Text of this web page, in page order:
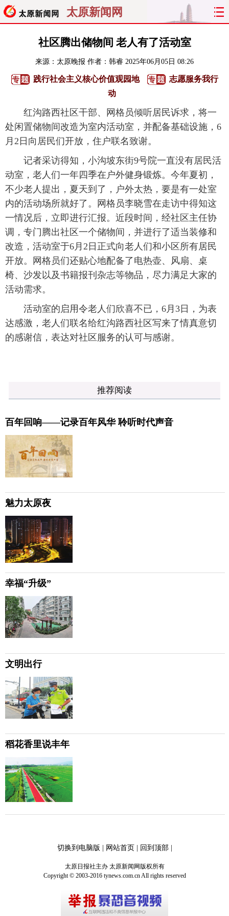
太原新闻网
聚焦 太原
经济 关注 文明 出行
旅游 理财 政务 教育
看天下 晋月读 最太原
太原日报 太原晚报 热评 社区
社区腾出储物间 老人有了活动室
来源： 太原晚报 作者：韩睿 2025年06月05日 08:26
践行社会主义核心价值观园地
志愿服务我行
动
红沟路西社区干部、网格员倾听居民诉求，将一
处闲置储物间改造为室内活动室，并配备基础设施，6
月2日向居民们开放，住户联名致谢。
记者采访得知，小沟坡东街9号院一直没有居民活
动室，老人们一年四季在户外健身锻炼。今年夏初，
不少老人提出，夏天到了，户外太热，要是有一处室
内的活动场所就好了。网格员李晓雪在走访中得知这
一情况后，立即进行汇报。近段时间，经社区主任协
调，专门腾出社区一个储物间，并进行了适当装修和
改造，活动室于6月2日正式向老人们和小区所有居民
开放。网格员们还贴心地配备了电热壶、风扇、桌
椅、沙发以及书籍报刊杂志等物品，尽力满足大家的
活动需求。
活动室的启用令老人们欣喜不已，6月3日，为表
达感激，老人们联名给红沟路西社区写来了情真意切
的感谢信，表达对社区服务的认可与感谢。
推荐阅读
百年回响——记录百年风华 聆听时代声音
魅力太原夜
幸福“升级”
文明出行
稻花香里说丰年
切换到电脑版 | 网站首页| 回到顶部|
太原日报社主办 太原新闻网版权所有
Copyright © 2003-2016 tynews.com.cn All rights reserved